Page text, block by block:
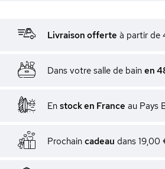
Livraison offerte à partir de
Dans votre salle de bain en
En stock en France au Pays
Prochain cadeau dans 19,00